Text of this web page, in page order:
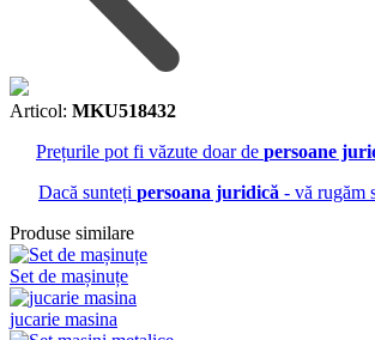
Articol: MKU518432
Prețurile pot fi văzute doar de persoane
Dacă sunteți persoana juridică - vă rugăm
Produse similare
Set de mașinuțe
jucarie masina